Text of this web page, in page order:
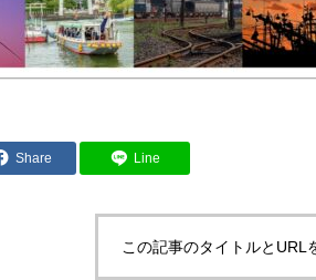
Share Line
この記事のタイトルとURL